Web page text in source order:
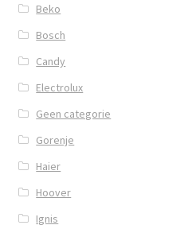
Beko
Bosch
Candy
Electrolux
Geen categorie
Gorenje
Haier
Hoover
Ignis